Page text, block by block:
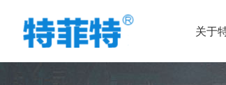
关于